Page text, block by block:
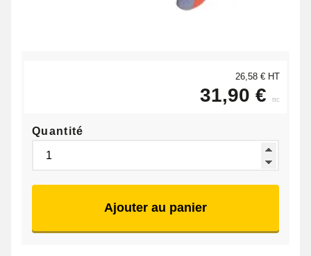
26,58 € HT
31,90 € ttc
Quantité
Ajouter au panier